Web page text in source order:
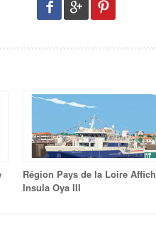
Région Pays de la Loire
Insula Oya III